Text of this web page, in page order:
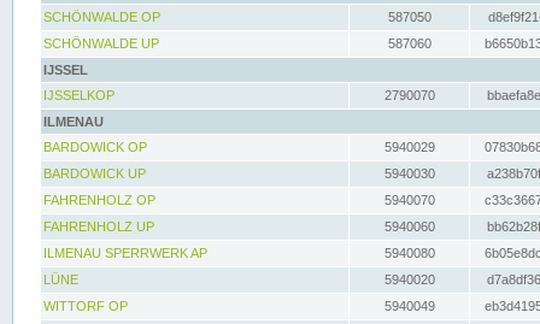
SCHÖNWALDE OP
587050
SCHÖNWALDE UP
587060
IJSSEL
IJSSELKOP
2790070
ILMENAU
BARDOWICK OP
5940029
BARDOWICK UP
5940030
FAHRENHOLZ OP
5940070
FAHRENHOLZ UP
5940060
ILMENAU SPERRWERK AP
5940080
LÜNE
5940020
WITTORF OP
5940049